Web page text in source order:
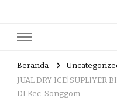
Beranda
JUAL DRY ICE|SUPLIYER
DI Kec. Songgom